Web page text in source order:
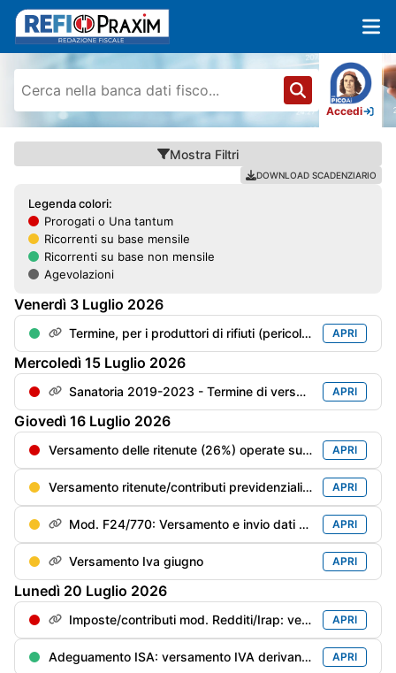
Accedi
Mostra Filtri
DOWNLOAD SCADENZIARIO
Legenda colori:
Prorogati o Una tantum
Ricorrenti su base mensile
Ricorrenti su base non mensile
Agevolazioni
Venerdì 3 Luglio 2026
Termine, per i produttori di rifiuti (pericolosi o meno), per l'invio della "Dichiarazioni ambientale" (mod. MUD) con riferimento all'anno precedente APRI
Mercoledì 15 Luglio 2026
Sanatoria 2019-2023 - Termine di versamento della 5° rata APRI
Giovedì 16 Luglio 2026
Versamento delle ritenute (26%) operate sui dividendi corrisposti nel 2° trimestre 2026 APRI
Versamento ritenute/contributi previdenziali del mese di giugno APRI
Mod. F24/770: Versamento e invio dati delle ritenute/trattenute operate APRI
Versamento Iva giugno APRI
Lunedì 20 Luglio 2026
Imposte/contributi mod. Redditi/Irap: versamento del saldo anno precedente e del 1° acconto anno in corso con la magg. dello 0,4% APRI
Adeguamento ISA: versamento IVA derivante dai maggiori ricavi/compensi dichiarati per migliorare il punteggio ISA con maggiorazione dello 0,40% APRI